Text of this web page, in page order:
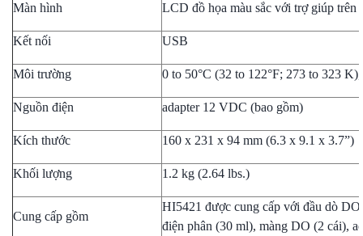
Màn hình LCD đồ họa màu sắc với trợ giúp trên
Kết nối USB
Môi trường 0 to 50°C (32 to 122°F; 273 to 323
Nguồn điện adapter 12 VDC (bao gồm)
Kích thước 160 x 231 x 94 mm (6.3 x 9.1 x 3.7”)
Khối lượng 1.2 kg (2.64 lbs.)
Cung cấp gồm
HI5421 được cung cấp với đầu dò
điện phân (30 ml), màng DO (2 cái),